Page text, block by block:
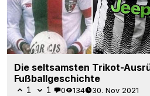
Die seltsamsten Trikot-
Fußballgeschichte
1 1 0 134 30. Nov 2021